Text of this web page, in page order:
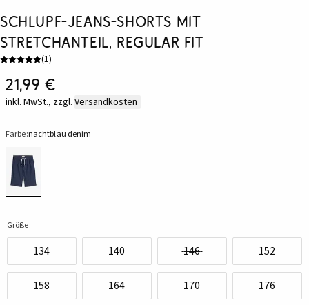
Schlupf-Jeans-Shorts mit
Stretchanteil, Regular Fit
(1)
21,99 €
inkl. MwSt., zzgl. Versandkosten
Farbe:nachtblau denim
Größe:
134 140 146 152
158 164 170 176